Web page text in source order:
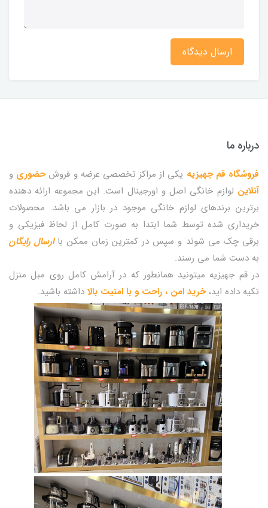
ارسال دیدگاه
درباره ما
فروشگاه قم جهیزیه یکی از مراکز تخصصی عرضه و فروشحضوری و
آنلاین لوازم خانگی اصل و اورجینال است. این مجموعه ارائه دهنده
برترین برندهای لوازم خانگی موجود در بازار می باشد. محصولات
خریداری شده توسط شما ابتدا به صورت کامل از لحاظ فیزیکی و
برقی چک می شوند و سپس در کمترین زمان ممکن با ارسال رایگان
به دست شما می رسند.
در قم جهیزیه میتونید همانطور که در آرامش کامل روی مبل منزل
تکیه داده اید،خرید امن ، راحت و با امنیت بالا داشته باشید.